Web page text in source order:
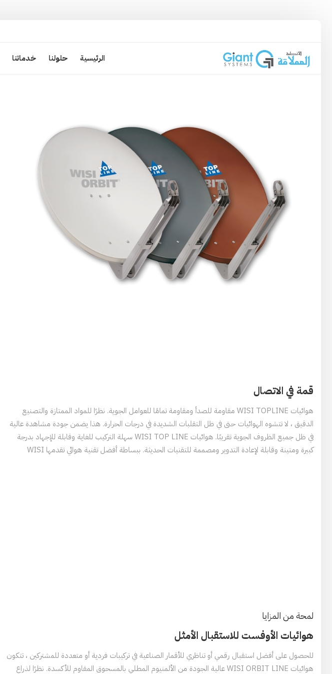
الرئيسية حلولنا خدماتنا
قمة في الاتصال
هوائيات WISI TOPLINE مقاومة للصدأ ومقاومة تمامًا للعوامل الجوية. نظرًا للمواد الممتازة والتصنيع
الدقيق ، لا تتشوه الهوائيات حتى في ظل التقلبات الشديدة في درجات الحرارة. هذا يضمن جودة مشاهدة عالية
في ظل جميع الظروف الجوية تقريبًا. هوائيات WISI TOP LINE سهلة التركيب للغاية وقابلة للإجهاد بدرجة
كبيرة ومتينة وقابلة لإعادة التدوير ومصممة للتقنيات الحديثة. ببساطة أفضل تقنية هوائي تقدمها WISI
لمحة من المزايا
هوائيات الأوفست للاستقبال الأمثل
للحصول على أفضل استقبال رقمي أو تناظري للأقمار الصناعية في تركيبات فردية أو متعددة للمشتركين ، تتكون
هوائيات WISI ORBIT LINE عالية الجودة من الألمنيوم المطلي بالمسحوق المقاوم للأكسدة. نظرًا لذراع